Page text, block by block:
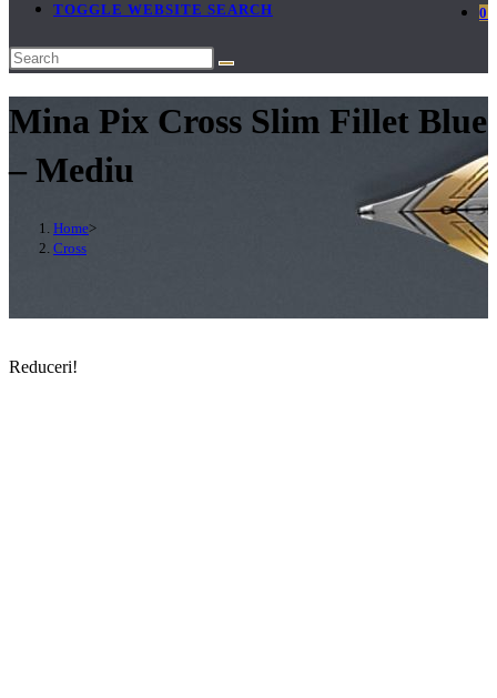
0
TOGGLE WEBSITE SEARCH
Mina Pix Cross Slim Fillet Blue
– Mediu
Home>
Cross
Reduceri!